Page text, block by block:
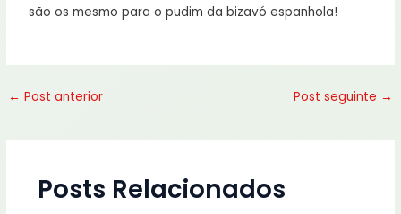
são os mesmo para o pudim da bizavó espanhola!
← Post anterior Post seguinte →
Posts Relacionados